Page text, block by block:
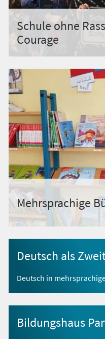
Schule ohne
Courage
Mehrsprachige
Deutsch als
Deutsch in
Bildungshaus